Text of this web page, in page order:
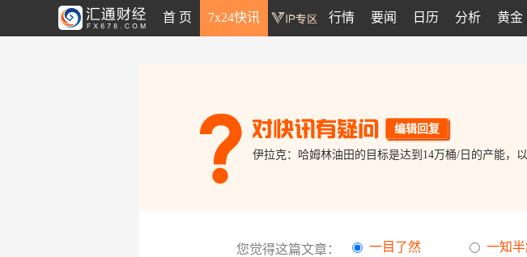
首 页 7x24快讯 行情 要闻 日历 分析 黄金
伊拉克：哈姆林油田的目标是达到14万桶/日的产能，
编辑回复
您觉得这篇文章： 一目了然 一知